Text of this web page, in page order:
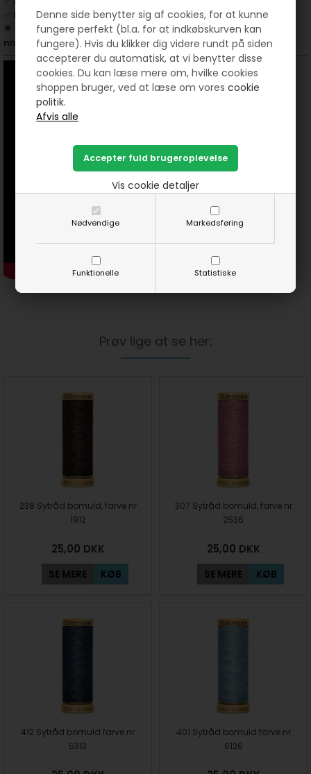
Denne side benytter sig af cookies, for at kunne
fungere perfekt (bl.a. for at indkøbskurven kan
fungere). Hvis du klikker dig videre rundt på siden
accepterer du automatisk, at vi benytter disse
cookies. Du kan læse mere om, hvilke cookies
shoppen bruger, ved at læse om vorescookie
politik.
Nødvendige Markedsføring
Funktionelle Statistiske
Vis cookie detaljer
Reparation & tilpasning– Ideel til bomuldsstoffer
🌟
Bestil din sytråd i dag, og løft dine syprojekter til et nyt
niveau!
Prøv lige at se her:
238 Sytråd bomuld, farve nr
1912
25,00 DKK
SE MERE KØB
307 Sytråd bomuld, farve nr
2536
25,00 DKK
SE MERE KØB
412 Sytråd bomuld farve nr
5313
401 Sytråd bomuld farve nr
6126